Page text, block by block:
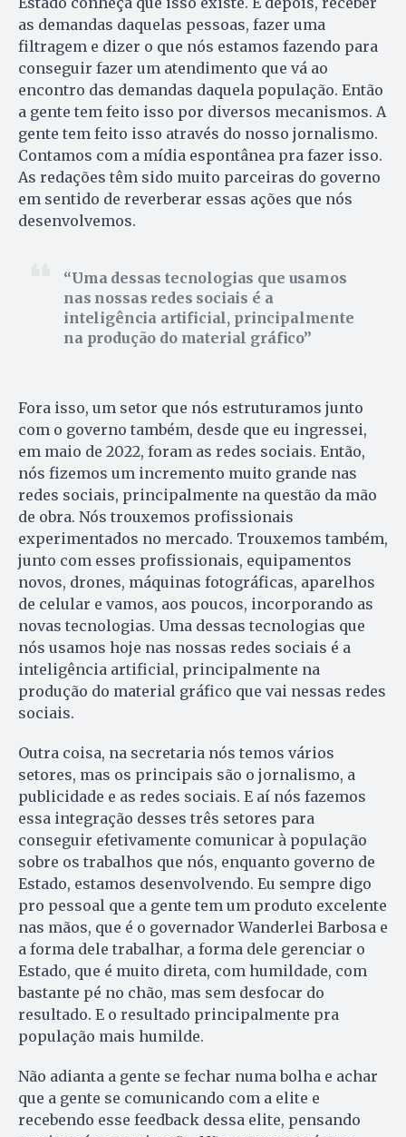
as demandas daquelas pessoas, fazer uma
filtragem e dizer o que nós estamos fazendo para
conseguir fazer um atendimento que vá ao
encontro das demandas daquela população. Então
a gente tem feito isso por diversos mecanismos. A
gente tem feito isso através do nosso jornalismo.
Contamos com a mídia espontânea pra fazer isso.
As redações têm sido muito parceiras do governo
em sentido de reverberar essas ações que nós
desenvolvemos.
Uma dessas tecnologias que usamos
nas nossas redes sociais é a
inteligência artificial, principalmente
na produção do material gráfico
Fora isso, um setor que nós estruturamos junto
com o governo também, desde que eu ingressei,
em maio de 2022, foram as redes sociais. Então,
nós fizemos um incremento muito grande nas
redes sociais, principalmente na questão da mão
de obra. Nós trouxemos profissionais
experimentados no mercado. Trouxemos também,
junto com esses profissionais, equipamentos
novos, drones, máquinas fotográficas, aparelhos
de celular e vamos, aos poucos, incorporando as
novas tecnologias. Uma dessas tecnologias que
nós usamos hoje nas nossas redes sociais é a
inteligência artificial, principalmente na
produção do material gráfico que vai nessas redes
sociais.
Outra coisa, na secretaria nós temos vários
setores, mas os principais são o jornalismo, a
publicidade e as redes sociais. E aí nós fazemos
essa integração desses três setores para
conseguir efetivamente comunicar à população
sobre os trabalhos que nós, enquanto governo de
Estado, estamos desenvolvendo. Eu sempre digo
pro pessoal que a gente tem um produto excelente
nas mãos, que é o governador Wanderlei Barbosa e
a forma dele trabalhar, a forma dele gerenciar o
Estado, que é muito direta, com humildade, com
bastante pé no chão, mas sem desfocar do
resultado. E o resultado principalmente pra
população mais humilde.
Não adianta a gente se fechar numa bolha e achar
que a gente se comunicando com a elite e
recebendo esse feedback dessa elite, pensando